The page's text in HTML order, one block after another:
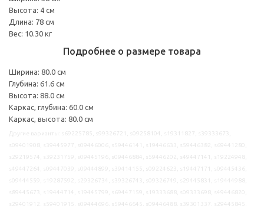
Высота: 4 см
Длина: 78 см
Вес: 10.30 кг
Подробнее о размере товара
Ширина: 80.0 см
Глубина: 61.6 см
Высота: 88.0 см
Каркас, глубина: 60.0 см
Каркас, высота: 80.0 см